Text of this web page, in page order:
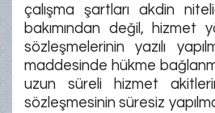
çalışma şartları akdin
bakımından değil, hizmet
sözleşmelerinin yazılı
maddesinde hükme
uzun süreli hizmet
sözleşmesinin süresiz